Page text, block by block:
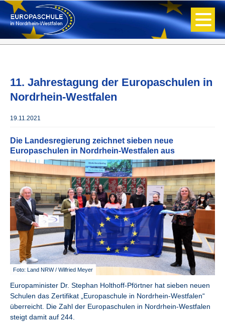
11. Jahrestagung der Europaschulen in
Nordrhein-Westfalen
19.11.2021
Die Landesregierung zeichnet sieben neue
Europaschulen in Nordrhein-Westfalen aus
Foto: Land NRW / Wilfried Meyer
Europaminister Dr. Stephan Holthoff-Pförtner hat sieben neuen
Schulen das Zertifikat „Europaschule in Nordrhein-Westfalen“
überreicht. Die Zahl der Europaschulen in Nordrhein-Westfalen
steigt damit auf 244.